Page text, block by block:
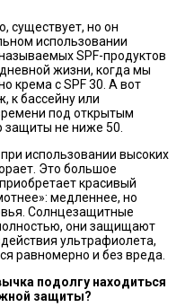
существует, но он
использовании
SPF-продуктов
жизни, когда мы
крема с SPF 30. А вот
к бассейну или
под открытым
защиты не ниже 50.
использовании высоких
Это большое
красивый
медленнее, но
Солнцезащитные
они защищают
ультрафиолета,
равномерно и без вреда.
подолгу находиться
защиты?